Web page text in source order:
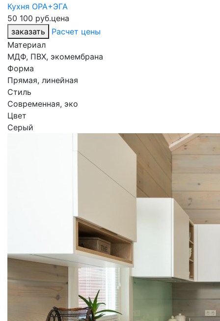
Кухня ОРА+ЭГА
50 100 руб.цена
заказать
Расчет цены
Материал
МДФ, ПВХ, экомембрана
Форма
Прямая, линейная
Стиль
Современная, эко
Цвет
Серый